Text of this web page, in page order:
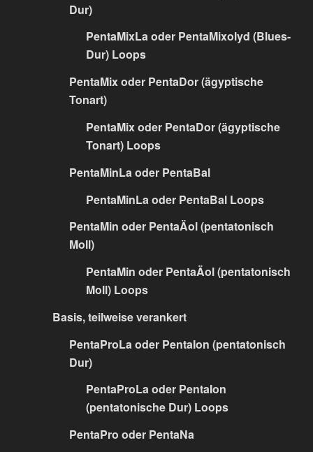
Dur)
PentaMixLa oder PentaMixolyd (Blues-
Dur) Loops
PentaMix oder PentaDor (ägyptische
Tonart)
PentaMix oder PentaDor (ägyptische
Tonart) Loops
PentaMinLa oder PentaBal
PentaMinLa oder PentaBal Loops
PentaMin oder PentaÄol (pentatonisch
Moll)
PentaMin oder PentaÄol (pentatonisch
Moll) Loops
Basis, teilweise verankert
PentaProLa oder PentaIon (pentatonisch
Dur)
PentaProLa oder PentaIon
(pentatonische Dur) Loops
PentaPro oder PentaNa